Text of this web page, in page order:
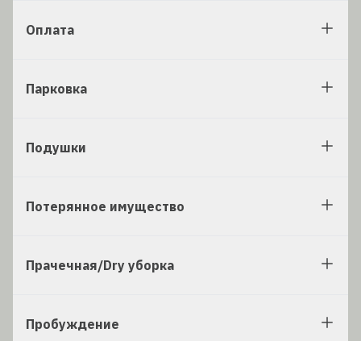
Оплата
Парковка
Подушки
Потерянное имущество
Прачечная/Dry уборка
Пробуждение